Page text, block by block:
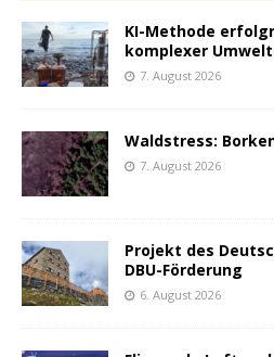
KI-Methode
komplexer
7. August 2026
Waldstress:
7. August 2026
Projekt des
DBU-Förderung
6. August 2026